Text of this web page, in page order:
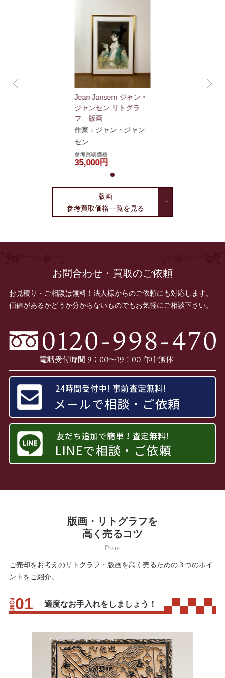
Jean Jansem ジャン・
ジャンセン リトグラ
フ 版画
作家：ジャン・ジャン
セン
参考買取価格
35,000円
版画
参考買取価格一覧を見る
お問合わせ・買取のご依頼
お見積り・ご相談は無料！法人様からのご依頼にも対応します。
価値があるかどうか分からないものでもお気軽にご相談下さい。
版画・リトグラフを
高く売るコツ
ご売却をお考えのリトグラフ・版画を高く売るための３つのポイ
ントをご紹介。
適度なお手入れをしましょう！